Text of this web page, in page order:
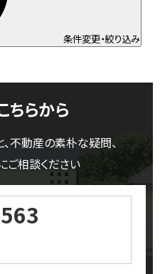
条件変更・絞り込み
ちらから
不動産の素朴な疑問、
ご相談ください